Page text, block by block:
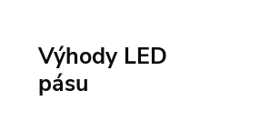
Výhody LED
pásu